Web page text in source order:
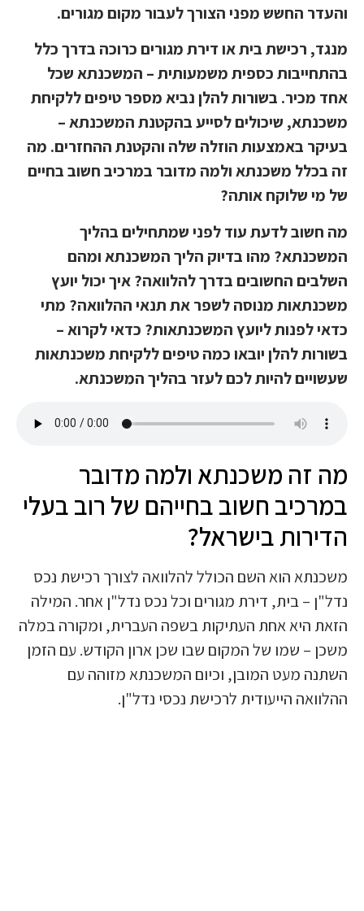
והעדר החשש מפני הצורך לעבור מקום מגורים.
מנגד, רכישת בית או דירת מגורים כרוכה בדרך כלל
בהתחייבות כספית משמעותית – המשכנתא שכל
אחד מכיר. בשורות להלן נביא מספר טיפים ללקיחת
משכנתא, שיכולים לסייע בהקטנת המשכנתא –
בעיקר באמצעות הוזלה שלה והקטנת ההחזרים. מה
זה בכלל משכנתא ולמה מדובר במרכיב חשוב בחיים
של מי שלוקח אותה?
מה חשוב לדעת עוד לפני שמתחילים בהליך
המשכנתא? מהו בדיוק הליך המשכנתא ומהם
השלבים החשובים בדרך להלוואה? איך יכול יועץ
משכנתאות מנוסה לשפר את תנאי ההלוואה? מתי
כדאי לפנות ליועץ המשכנתאות? כדאי לקרוא –
בשורות להלן יובאו כמה טיפים ללקיחת משכנתאות
שעשויים להיות לכם לעזר בהליך המשכנתא.
מה זה משכנתא ולמה מדובר
במרכיב חשוב בחייהם של רוב בעלי
הדירות בישראל?
משכנתא הוא השם הכולל להלוואה לצורך רכישת נכס
נדל"ן – בית, דירת מגורים וכל נכס נדל"ן אחר. המילה
הזאת היא אחת העתיקות בשפה העברית, ומקורה במלה
משכן – שמו של המקום שבו שכן ארון הקודש. עם הזמן
השתנה מעט המובן, וכיום המשכנתא מזוהה עם
ההלוואה הייעודית לרכישת נכסי נדל"ן.